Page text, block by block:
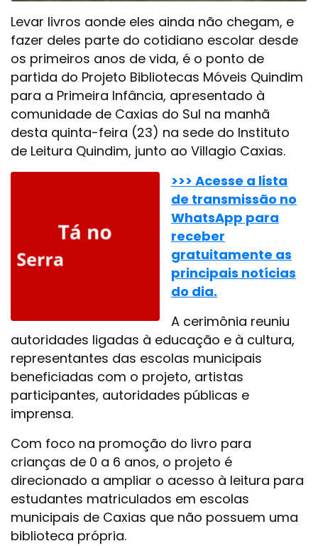
Levar livros aonde eles ainda não chegam, e
fazer deles parte do cotidiano escolar desde
os primeiros anos de vida, é o ponto de
partida do Projeto Bibliotecas Móveis Quindim
para a Primeira Infância, apresentado à
comunidade de Caxias do Sul na manhã
desta quinta-feira (23) na sede do Instituto
de Leitura Quindim, junto ao Villagio Caxias.
>>> Acesse a lista
de transmissão no
WhatsApp para
receber
gratuitamente as
principais notícias
do dia.
A cerimônia reuniu
autoridades ligadas à educação e à cultura,
representantes das escolas municipais
beneficiadas com o projeto, artistas
participantes, autoridades públicas e
imprensa.
Com foco na promoção do livro para
crianças de 0 a 6 anos, o projeto é
direcionado a ampliar o acesso à leitura para
estudantes matriculados em escolas
municipais de Caxias que não possuem uma
biblioteca própria.